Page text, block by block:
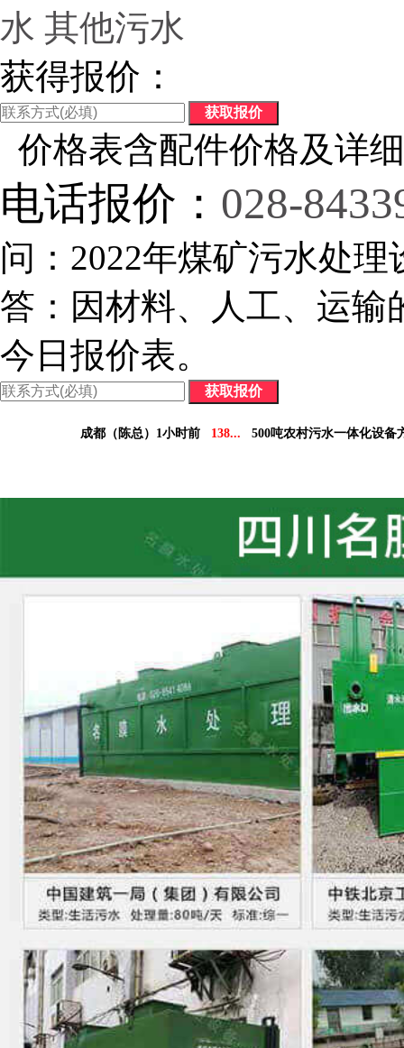
水 其他污水
获得报价：
价格表含配件价格及详
电话报价： 028-
问：2022年煤矿污水处
答：因材料、人工、运输
今日报价表。
成都（陈总）1小时前 138... 500吨农村污水一体化设备
136... 5吨小型污水处理设备
凉山州（李经理）2个小时前 137... 30吨医疗污水处理设
广安（祝总）10分钟前 155... 1000吨污水处理厂咨
10吨豆制品污水一体化设
50吨养猪污水处理报价
成都（吴经理）1天前 159... 100吨脱硫污水处理设备报
泸州（朱经理）5天前 182... 30吨生活污水处理设备合